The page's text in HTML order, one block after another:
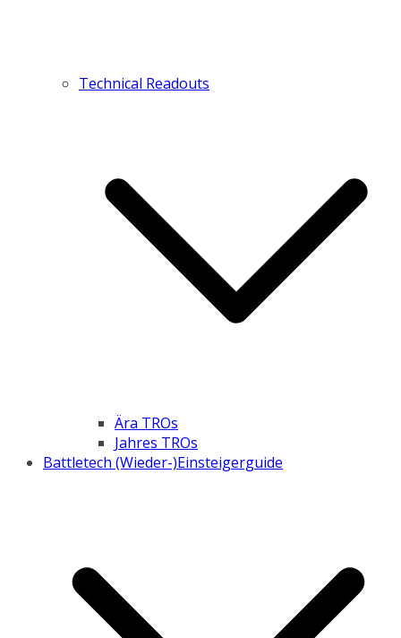
Technical Readouts
Ära TROs
Jahres TROs
Battletech (Wieder-)Einsteigerguide